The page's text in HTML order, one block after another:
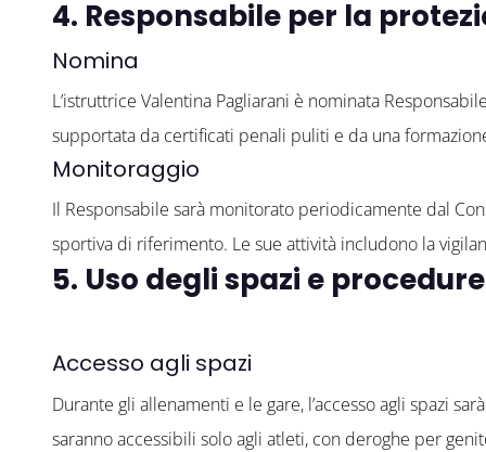
4. Responsabile per la
Nomina
L’istruttrice Valentina Pagliarani è nominata
supportata da certificati penali puliti e da una
Monitoraggio
Il Responsabile sarà monitorato periodicamente dal
sportiva di riferimento. Le sue attività includono la
5. Uso degli spazi e procedure
Accesso agli spazi
Durante gli allenamenti e le gare, l’accesso agli spazi
saranno accessibili solo agli atleti, con deroghe per